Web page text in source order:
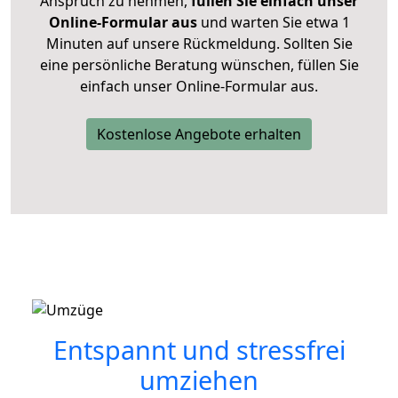
Online-Formular ausund warten Sie etwa 1
Minuten auf unsere Rückmeldung. Sollten Sie
eine persönliche Beratung wünschen, füllen Sie
einfach unser Online-Formular aus.
Kostenlose Angebote erhalten
Entspannt und stressfrei
umziehen